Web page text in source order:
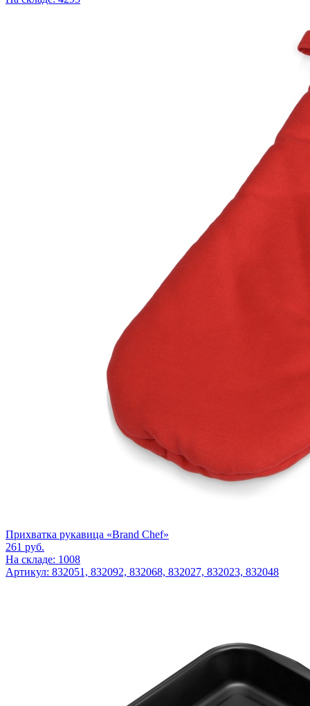
Прихватка рукавица «Brand Chef»
261 руб.
На складе: 1008
Артикул: 832051, 832092, 832068, 832027, 832023, 832048